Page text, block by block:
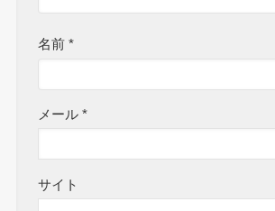
名前*
メール*
サイト